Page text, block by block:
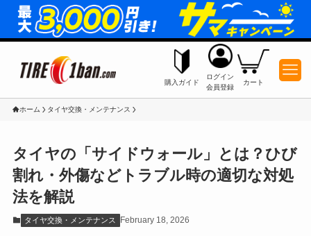
カート
ログイン
会員登録
購入ガイド
ホーム タイヤ交換・メンテナンス
タイヤの「サイドウォール」とは？ひび
割れ・外傷などトラブル時の適切な対処
法を解説
タイヤ交換・メンテナンス February 18, 2026